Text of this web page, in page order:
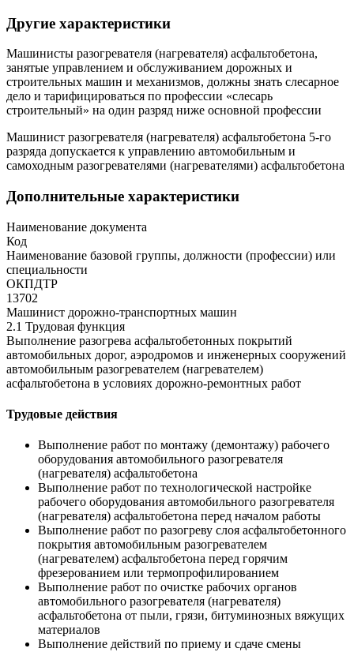
Другие характеристики
Машинисты разогревателя (нагревателя) асфальтобетона,
занятые управлением и обслуживанием дорожных и
строительных машин и механизмов, должны знать слесарное
дело и тарифицироваться по профессии «слесарь
строительный» на один разряд ниже основной профессии
Машинист разогревателя (нагревателя) асфальтобетона 5-го
разряда допускается к управлению автомобильным и
самоходным разогревателями (нагревателями) асфальтобетона
Дополнительные характеристики
Наименование документа
Код
Наименование базовой группы, должности (профессии) или
специальности
ОКПДТР
13702
Машинист дорожно-транспортных машин
2.1 Трудовая функция
Выполнение разогрева асфальтобетонных покрытий
автомобильных дорог, аэродромов и инженерных сооружений
автомобильным разогревателем (нагревателем)
асфальтобетона в условиях дорожно-ремонтных работ
Трудовые действия
Выполнение работ по монтажу (демонтажу) рабочего
оборудования автомобильного разогревателя
(нагревателя) асфальтобетона
Выполнение работ по технологической настройке
рабочего оборудования автомобильного разогревателя
(нагревателя) асфальтобетона перед началом работы
Выполнение работ по разогреву слоя асфальтобетонного
покрытия автомобильным разогревателем
(нагревателем) асфальтобетона перед горячим
фрезерованием или термопрофилированием
Выполнение работ по очистке рабочих органов
автомобильного разогревателя (нагревателя)
асфальтобетона от пыли, грязи, битуминозных вяжущих
материалов
Выполнение действий по приему и сдаче смены